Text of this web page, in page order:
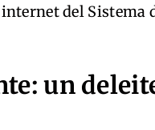
del Sistema
un